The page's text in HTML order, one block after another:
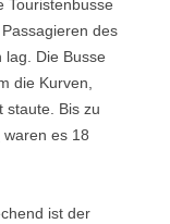
Touristenbusse
des
lag. Die Busse
die Kurven,
staute. Bis zu
waren es 18
ist der